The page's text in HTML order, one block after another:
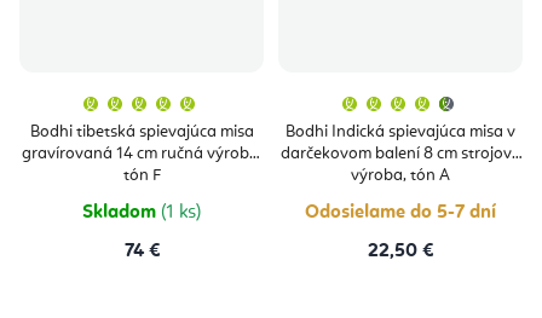
Bodhi tibetská spievajúca misa
gravírovaná 14 cm ručná výroba,
tón F
produktu
je
5,0
Skladom (1 ks)
74 €
Bodhi Indická spievajúca misa v
darčekovom balení 8 cm strojová
výroba, tón A
produktu
je
4,6
Odosielame do 5-7 dní
22,50 €